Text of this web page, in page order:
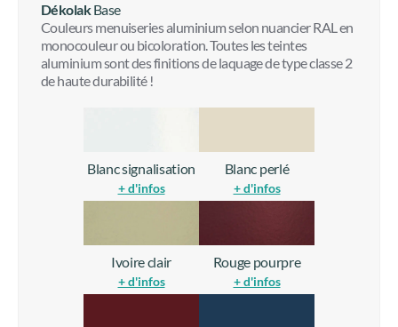
DékolakBase
Couleurs menuiseries aluminium selon nuancier RAL en
monocouleur ou bicoloration. Toutes les teintes
aluminium sont des finitions de laquage de type classe 2
de haute durabilité !
Blanc signalisation
+ d'infos
Blanc perlé
+ d'infos
Ivoire clair
+ d'infos
Rouge pourpre
+ d'infos